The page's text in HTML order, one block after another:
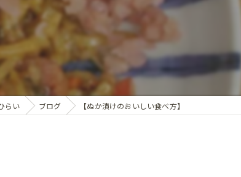
農薬ゼロ玄米
薬栽培玄米
らい ブログ 【ぬか漬けのおいしい食べ方】